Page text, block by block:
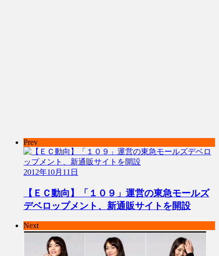
Prev
2012年10月11日
【ＥＣ動向】「１０９」運営の東急モールズ
デベロップメント、新通販サイトを開設
Next